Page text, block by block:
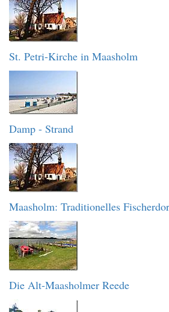
St. Petri-Kirche in Maasholm
Damp - Strand
Maasholm: Traditionelles
Die Alt-Maasholmer Reede